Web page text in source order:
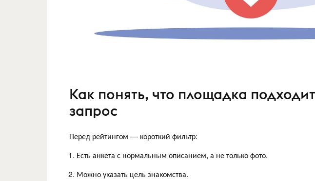
Как понять, что площадка
запрос
Перед рейтингом — короткий фильтр:
Есть анкета с нормальным описанием, а не только фото.
Можно указать цель знакомства.